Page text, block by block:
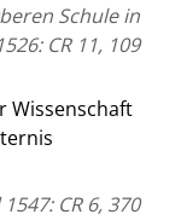
Schule in
CR 11, 109
Wissenschaft
CR 6, 370